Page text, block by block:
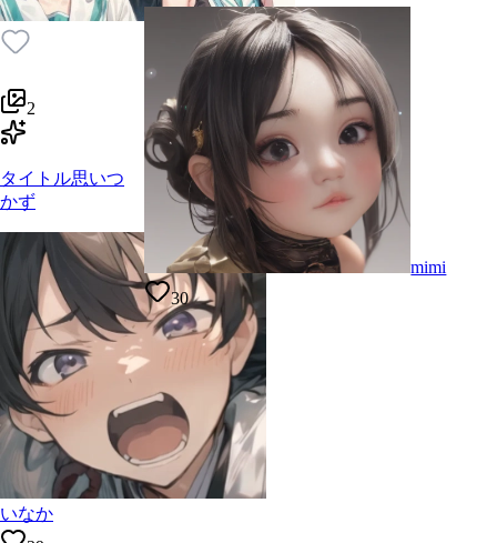
2
タイトル思いつ
かず
いなか
mimi
30